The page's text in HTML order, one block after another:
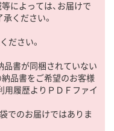
によっては、お届けで
ください。
ださい。
品書が同梱されていない
品書をご希望のお客様
用履歴よりＰＤＦファイ
でのお届けではありま